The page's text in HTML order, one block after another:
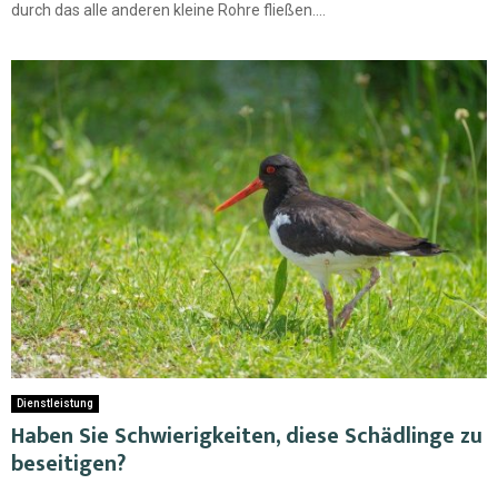
durch das alle anderen kleine Rohre fließen....
Dienstleistung
Haben Sie Schwierigkeiten, diese Schädlinge zu
beseitigen?